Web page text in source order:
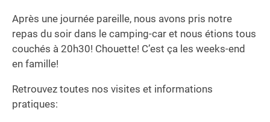
Après une journée pareille, nous avons pris notre
repas du soir dans le camping-car et nous étions tous
couchés à 20h30! Chouette! C’est ça les weeks-end
en famille!
Retrouvez toutes nos visites et informations
pratiques: